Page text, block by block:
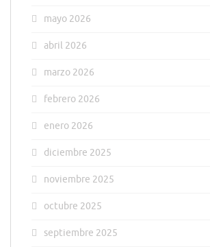
mayo 2026
abril 2026
marzo 2026
febrero 2026
enero 2026
diciembre 2025
noviembre 2025
octubre 2025
septiembre 2025